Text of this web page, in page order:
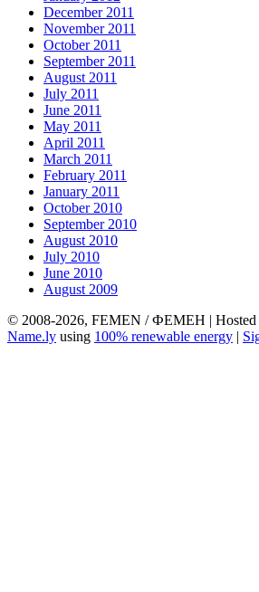
December 2011
November 2011
October 2011
September 2011
August 2011
July 2011
June 2011
May 2011
April 2011
March 2011
February 2011
January 2011
October 2010
September 2010
August 2010
July 2010
June 2010
August 2009
© 2008-2026, FEMEN / ФЕМЕН | Hosted
Name.ly using 100% renewable energy |